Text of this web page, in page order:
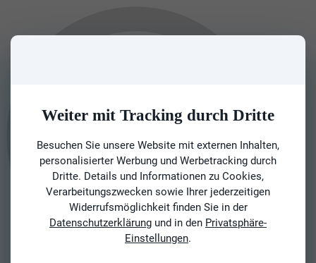
Weiter mit Tracking durch Dritte
Besuchen Sie unsere Website mit externen Inhalten,
personalisierter Werbung und Werbetracking durch
Dritte. Details und Informationen zu Cookies,
Verarbeitungszwecken sowie Ihrer jederzeitigen
Widerrufsmöglichkeit finden Sie in der
Datenschutzerklärung und in den Privatsphäre-
Einstellungen.